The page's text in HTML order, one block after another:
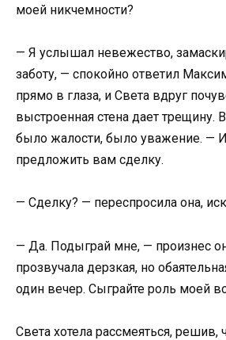
моей никчемности?
— Я услышал невежество,
заботу, — спокойно ответил
прямо в глаза, и Света вдруг
выстроенная стена дает трещину.
было жалости, было уважение. —
предложить вам сделку.
— Сделку? — переспросила она,
— Да. Подыграй мне, — произнес
прозвучала дерзкая, но
один вечер. Сыграйте роль моей
Света хотела рассмеяться, решив,